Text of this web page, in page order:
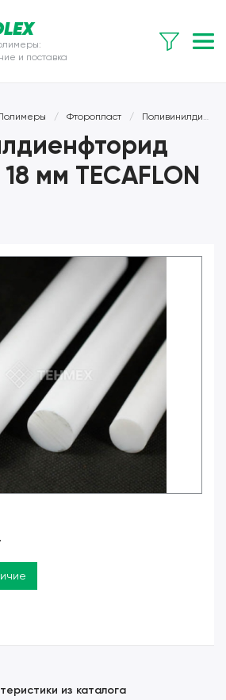
и поставка
/ Фторопласт / Поливинилдиенфторид
мм TECAFLON
из каталога